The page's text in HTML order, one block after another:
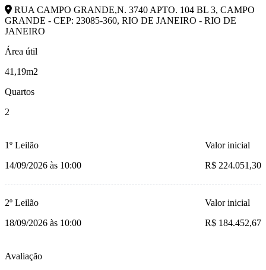
RUA CAMPO GRANDE,N. 3740 APTO. 104 BL 3, CAMPO
GRANDE - CEP: 23085-360, RIO DE JANEIRO - RIO DE
JANEIRO
Área útil
41,19m2
Quartos
2
1º Leilão
14/09/2026 às 10:00
Valor inicial
R$ 224.051,30
2º Leilão
18/09/2026 às 10:00
Valor inicial
R$ 184.452,67
Avaliação